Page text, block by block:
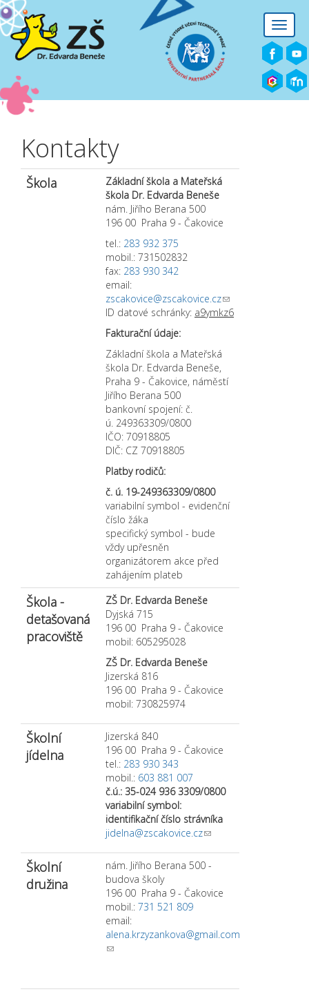
Přejít k hlavnímu obsahu
Toggle
Kontakty
Škola
Základní škola a Mateřská
škola Dr. Edvarda Beneše
nám. Jiřího Berana 500
196 00 Praha 9 - Čakovice
tel.: 283 932 375
mobil.: 731502832
fax: 283 930 342
email:
zscakovice@zscakovice.cz(link sends e-
mail)
ID datové schránky: a9ymkz6
Fakturační údaje:
Základní škola a Mateřská
škola Dr. Edvarda Beneše,
Praha 9 - Čakovice, náměstí
Jiřího Berana 500
bankovní spojení: č.
ú. 249363309/0800
IČO: 70918805
DIČ: CZ 70918805
Platby rodičů:
č. ú. 19-249363309/0800
variabilní symbol - evidenční
číslo žáka
specifický symbol - bude
vždy upřesněn
organizátorem akce před
zahájením plateb
Škola -
detašovaná
pracoviště
ZŠ Dr. Edvarda Beneše
Dyjská 715
196 00 Praha 9 - Čakovice
mobil: 605295028
ZŠ Dr. Edvarda Beneše
Jizerská 816
196 00 Praha 9 - Čakovice
mobil: 730825974
Školní
jídelna
Jizerská 840
196 00 Praha 9 - Čakovice
tel.: 283 930 343
mobil.: 603 881 007
č.ú.: 35-024 936 3309/0800
variabilní symbol:
identifikační číslo strávníka
jidelna@zscakovice.cz(link sends e-mail)
Školní
družina
nám. Jiřího Berana 500 -
budova školy
196 00 Praha 9 - Čakovice
mobil.: 731 521 809
email:
alena.krzyzankova@gmail.com
(link sends e-mail)